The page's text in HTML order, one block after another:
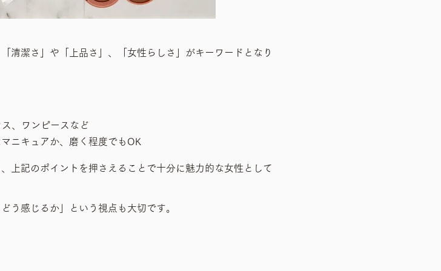
清潔さ」や「上品さ」、「女性らしさ」がキーワードとなり
、ワンピースなど
ニキュアか、磨く程度でもOK
上記のポイントを押さえることで十分に魅力的な女性として
う感じるか」という視点も大切です。